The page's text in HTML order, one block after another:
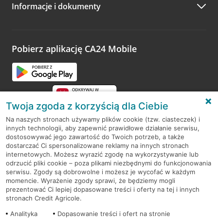
Zachęcamy do podzielenia się z nami opinią o wizycie.
opinie.
Informacje i dokumenty
Pobierz aplikację CA24 Mobile
RODO
Regulamin serwisu
Mapa serwisu
PolitykaCookies
Twoja zgoda z korzyścią dla Ciebie
Na naszych stronach używamy plików cookie (tzw. ciasteczek) i
innych technologii, aby zapewnić prawidłowe działanie serwisu,
dostosowywać jego zawartość do Twoich potrzeb, a także
dostarczać Ci spersonalizowane reklamy na innych stronach
internetowych. Możesz wyrazić zgodę na wykorzystywanie lub
odrzucić pliki cookie – poza plikami niezbędnymi do funkcjonowania
serwisu. Zgody są dobrowolne i możesz je wycofać w każdym
momencie. Wyrażenie zgody sprawi, że będziemy mogli
prezentować Ci lepiej dopasowane treści i oferty na tej i innych
stronach Credit Agricole.
Analityka
Dopasowanie treści i ofert na stronie